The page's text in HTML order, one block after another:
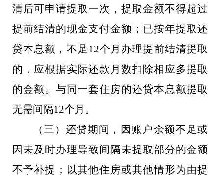
清后可申请提取一次，提取金额不得超过
提前结清的现金支付金额；已按年提取还
贷本息额，不足12个月办理提前结清提取
的，应根据实际还款月数扣除相应多提取
的金额。与同一套住房的还贷本息额提取
无需间隔12个月。
（三）还贷期间，因账户余额不足或
因未及时办理导致间隔未提取部分的金额
不予补提；以其他住房或其他情形为由提